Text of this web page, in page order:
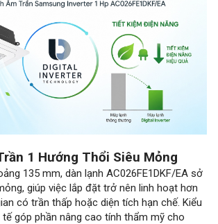
1 Hướng Thổi Siêu Mỏng
135 mm, dàn lạnh AC026FE1DKF/EA sở
giúp việc lắp đặt trở nên linh hoạt hơn
có trần thấp hoặc diện tích hạn chế. Kiểu
tế góp phần nâng cao tính thẩm mỹ cho